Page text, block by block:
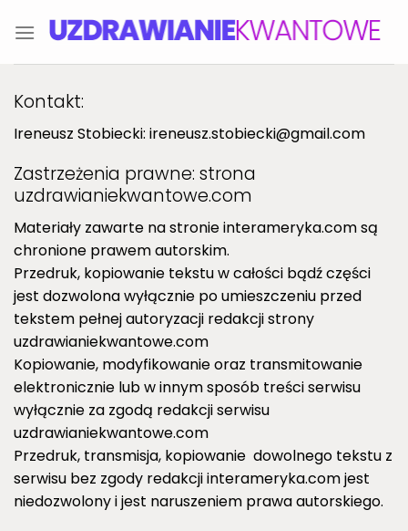
Kontakt:
Ireneusz Stobiecki: ireneusz.stobiecki@gmail.com
Zastrzeżenia prawne: strona
uzdrawianiekwantowe.com
Materiały zawarte na stronie interameryka.com są
chronione prawem autorskim.
Przedruk, kopiowanie tekstu w całości bądź części
jest dozwolona wyłącznie po umieszczeniu przed
tekstem pełnej autoryzacji redakcji strony
uzdrawianiekwantowe.com
Kopiowanie, modyfikowanie oraz transmitowanie
elektronicznie lub w innym sposób treści serwisu
wyłącznie za zgodą redakcji serwisu
uzdrawianiekwantowe.com
Przedruk, transmisja, kopiowanie dowolnego tekstu z
serwisu bez zgody redakcji interameryka.com jest
niedozwolony i jest naruszeniem prawa autorskiego.